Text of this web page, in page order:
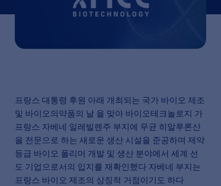
프랑스 대통령 후원 아래 개최되는 국가 바이오 제조
및 바이오의약품의 날 을 맞아 바이오테크놀로지 가
프랑스 자베네 일레빌렌주 부지에 무균 히알루론산
을 전문으로 하는 새로운 생산 시설을 준공하며 제약
등급 바이오 폴리머 개발 및 생산 분야에서 세계 선
도 기업으로서의 입지를 재확인했다 자베네 부지는
프랑스 바이오 제조의 상징적 거점이기도 하다